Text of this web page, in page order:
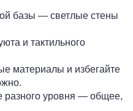
базы — светлые стены
и тактильного
материалы и избегайте
разного уровня — общее,